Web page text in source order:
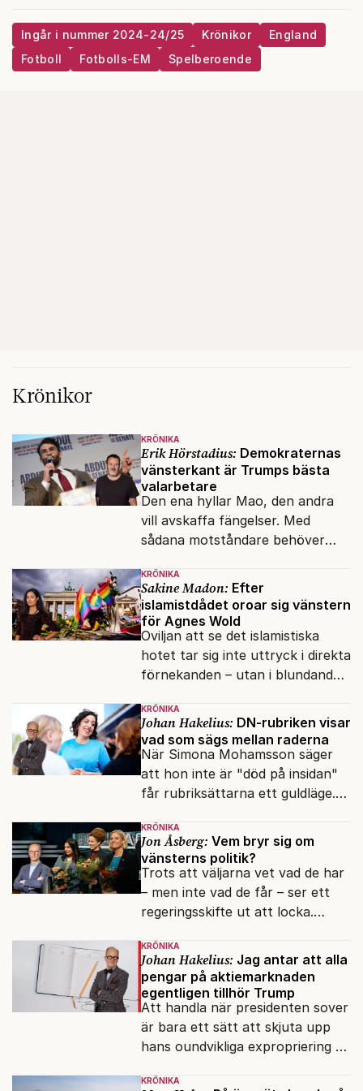
Ingår i nummer 2024-24/25 Krönikor
England
Fotboll
Fotbolls-EM Spelberoende
Krönikor
KRÖNIKA
Erik Hörstadius: Demokraternas
vänsterkant är Trumps bästa
valarbetare
Den ena hyllar Mao, den andra
vill avskaffa fängelser. Med
sådana motståndare behöver
vänner.
KRÖNIKA
Sakine Madon: Efter
islamistdådet oroar sig vänstern
för Agnes Wold
Oviljan att se det islamistiska
hotet tar sig inte uttryck i direkta
förnekanden – utan i blundandet
fokusförflyttningen.
KRÖNIKA
Johan Hakelius: DN-rubriken visar
vad som sägs mellan raderna
När Simona Mohamsson säger
att hon inte är "död på insidan"
får rubriksättarna ett guldläge.
moraliskt samförstånd till
läsarna.
KRÖNIKA
Jon Åsberg: Vem bryr sig om
vänsterns politik?
Trots att väljarna vet vad de har
– men inte vad de får – ser ett
regeringsskifte ut att locka.
KRÖNIKA
Johan Hakelius: Jag antar att alla
pengar på aktiemarknaden
egentligen tillhör Trump
Att handla när presidenten sover
är bara ett sätt att skjuta upp
hans oundvikliga expropriering av
KRÖNIKA